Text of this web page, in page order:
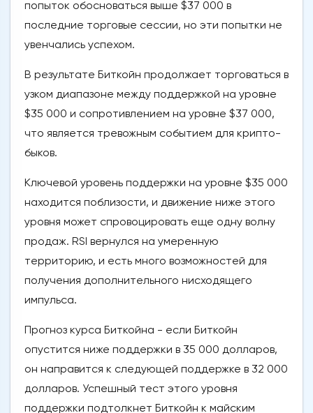
попыток обосноваться выше $37 000 в
последние торговые сессии, но эти попытки не
увенчались успехом.
В результате Биткойн продолжает торговаться в
узком диапазоне между поддержкой на уровне
$35 000 и сопротивлением на уровне $37 000,
что является тревожным событием для крипто-
быков.
Ключевой уровень поддержки на уровне $35 000
находится поблизости, и движение ниже этого
уровня может спровоцировать еще одну волну
продаж. RSI вернулся на умеренную
территорию, и есть много возможностей для
получения дополнительного нисходящего
импульса.
Прогноз курса Биткойна - если Биткойн
опустится ниже поддержки в 35 000 долларов,
он направится к следующей поддержке в 32 000
долларов. Успешный тест этого уровня
поддержки подтолкнет Биткойн к майским